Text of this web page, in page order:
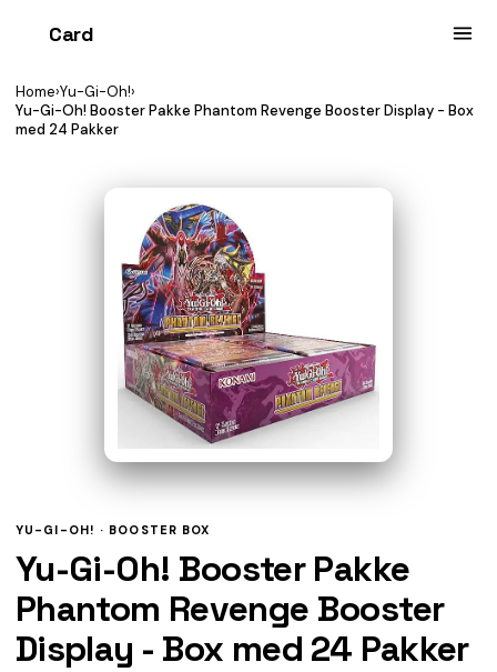
Card
Home›Yu-Gi-Oh!›
Yu-Gi-Oh! Booster Pakke Phantom Revenge Booster Display - Box
med 24 Pakker
YU-GI-OH! · BOOSTER BOX
Yu-Gi-Oh! Booster Pakke
Phantom Revenge Booster
Display - Box med 24 Pakker